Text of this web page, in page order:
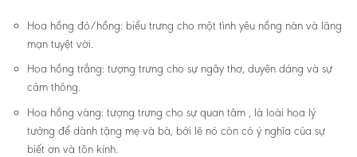
Hoa hồng đỏ/hồng: biểu trưng cho một tình yêu nồng nàn và lãng
mạn tuyệt vời.
Hoa hồng trắng: tượng trưng cho sự ngây thơ, duyên dáng và sự
cảm thông.
Hoa hồng vàng: tượng trưng cho sự quan tâm , là loài hoa lý
tưởng để dành tặng mẹ và bà, bởi lẽ nó còn có ý nghĩa của sự
biết ơn và tôn kính.